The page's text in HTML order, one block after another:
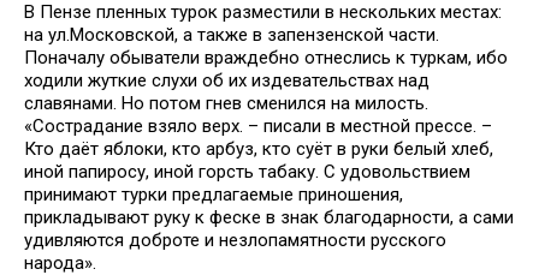
В Пензе пленных турок разместили в нескольких местах:
на ул.Московской, а также в запензенской части.
Поначалу обыватели враждебно отнеслись к туркам, ибо
ходили жуткие слухи об их издевательствах над
славянами. Но потом гнев сменился на милость.
«Сострадание взяло верх. – писали в местной прессе. –
Кто даёт яблоки, кто арбуз, кто суёт в руки белый хлеб,
иной папиросу, иной горсть табаку. С удовольствием
принимают турки предлагаемые приношения,
прикладывают руку к феске в знак благодарности, а сами
удивляются доброте и незлопамятности русского
народа».